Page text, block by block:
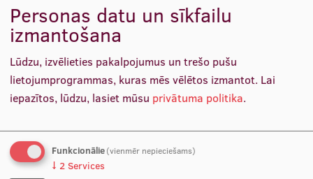
Studentu dzīve
Studiju norises vietas
Fakultātes
Stratēģija
Struktūra
RSU Stomatoloģijas institūts
RSU Zinātnes centrs
Sabiedrības veselības institūts
Dienesta viesnīca Dzirciemā
Psihosomatiskās medicīnas un psihoterapijas
katedra
Medicīnas izglītības tehnoloģiju centrs
Personas datu un sīkfailu
izmantošana
Lūdzu, izvēlieties pakalpojumus un trešo pušu
lietojumprogrammas, kuras mēs vēlētos izmantot. Lai
iepazītos, lūdzu, lasiet mūsu privātuma politika.
Funkcionālie(vienmēr nepieciešams)
↓ 2 Services